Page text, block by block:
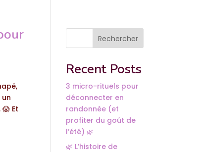
Et
Rechercher
Recent Posts
3 micro-rituels pour
déconnecter en
randonnée (et
profiter du goût de
l’été) 🌿
🌿 L’histoire de